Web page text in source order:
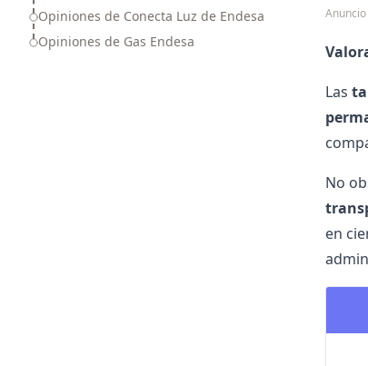
Opiniones de Conecta Luz de Endesa
Opiniones de Gas Endesa
Las
No
en